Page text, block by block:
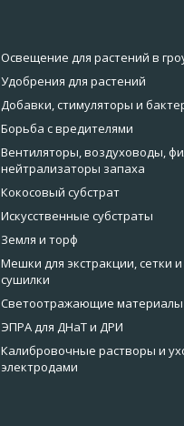
Освещение для растений в
Удобрения для растений
Добавки, стимуляторы и
Борьба с вредителями
Вентиляторы, воздуховоды,
нейтрализаторы запаха
Кокосовый субстрат
Искусственные субстраты
Земля и торф
Мешки для экстракции, сетки и
сушилки
Светоотражающие материалы
ЭПРА для ДНаТ и ДРИ
Калибровочные растворы и
электродами